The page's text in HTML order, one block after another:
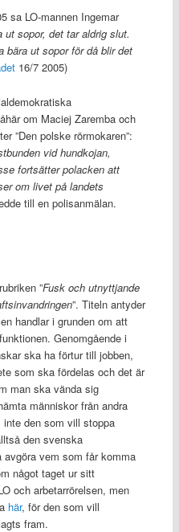
sa LO-mannen Ingemar
ut sopor, det tar aldrig slut.
bära ut sopor för då blir det
16/7 2005)
om Maciej Zaremba och
”Den polske rörmokaren”:
vid hundkojan,
fortsätter polacken att
om livet på landets
till en polisanmälan.
”Fusk och utnyttjande
”. Titeln antyder
handlar i grunden om att
Genomgående i
ska ha förtur till jobben,
som ska fördelas och det är
man ska vända sig
människor från andra
den som vill stoppa
den svenska
vem som får komma
något taget ur sitt
och arbetarrörelsen, men
här, för den som vill
fram.